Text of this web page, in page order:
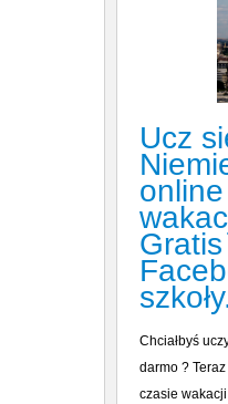
Ucz
Chciałbyś
darmo ?
czasie